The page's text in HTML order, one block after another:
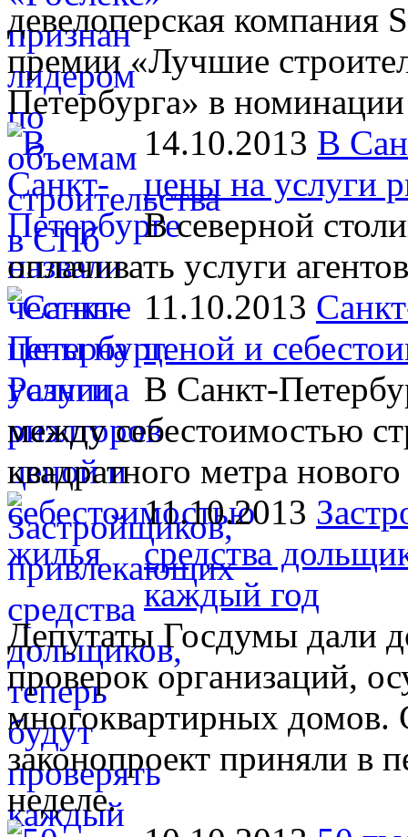
девелоперская компания
премии «Лучшие
Петербурга» в
14.10.2013 В
цены на услуги
В северной
оплачивать услуги
11.10.2013
ценой и
В Санкт-
между себестоимостью
квадратного метра
11.10.2013
средства
каждый год
Депутаты Госдумы дали
проверок организаций,
многоквартирных домов.
законопроект приняли в
неделе.